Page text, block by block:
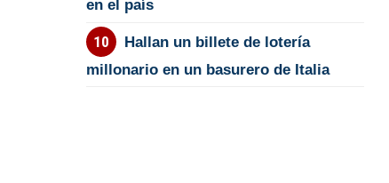
en el país
Hallan un billete de lotería
millonario en un basurero de Italia